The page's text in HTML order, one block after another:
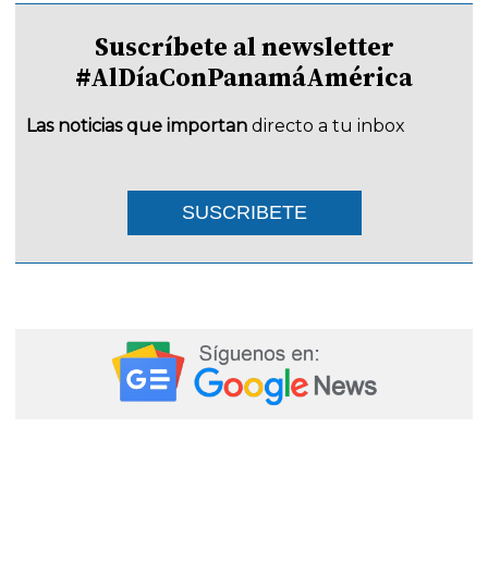
Suscríbete al newsletter
#AlDíaConPanamáAmérica
Las noticias que importan directo a tu inbox
SUSCRIBETE